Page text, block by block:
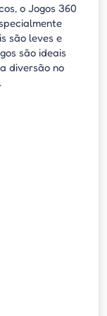
o Jogos 360
são leves e
são ideais
diversão no